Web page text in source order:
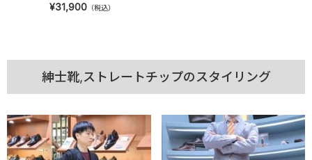
¥31,900 （税込）
紳士靴,ストレートチップのスタイリング